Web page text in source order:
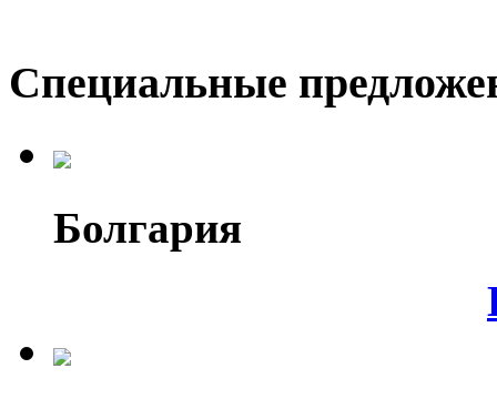
Специальные
Болгария